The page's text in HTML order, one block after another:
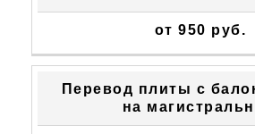
от 950 руб.
Перевод плиты с
на